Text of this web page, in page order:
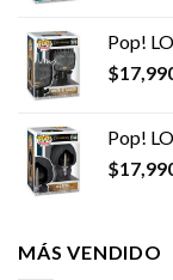
Pop!
$
Pop!
$
MÁS VENDIDO